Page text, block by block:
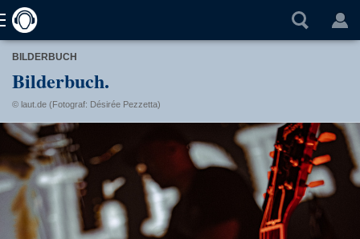
BILDERBUCH
Bilderbuch.
© laut.de (Fotograf: Désirée Pezzetta)